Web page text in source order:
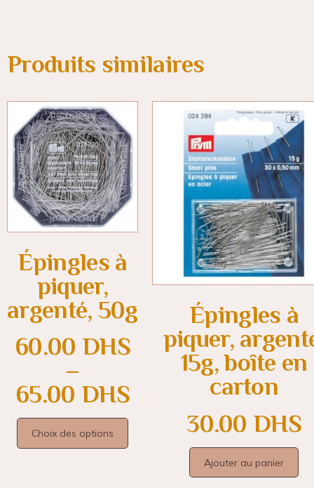
Produits similaires
Épingles à
piquer,
argenté, 50g
60.00 DHS
–
65.00 DHS
Choix des options
Épingles à
piquer,
15g, boîte en
carton
30.00 DHS
Ajouter au panier